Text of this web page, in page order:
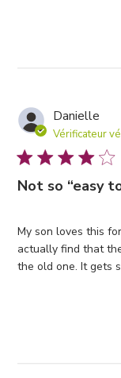
Danielle
Vérificateur
Not so “easy
My son loves this
actually find that
the old one. It gets